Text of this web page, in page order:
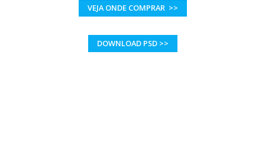
VEJA ONDE COMPRAR >>
DOWNLOAD PSD >>